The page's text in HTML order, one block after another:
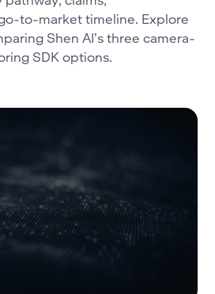
to-market timeline. Explore
Shen AI’s three camera-
SDK options.